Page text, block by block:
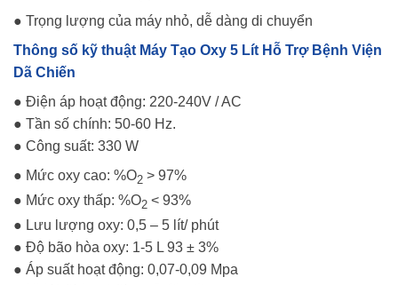
● Trọng lượng của máy nhỏ, dễ dàng di chuyển
Thông số kỹ thuật Máy Tạo Oxy 5 Lít Hỗ Trợ Bệnh Viện
Dã Chiến
● Điện áp hoạt động: 220-240V / AC
● Tần số chính: 50-60 Hz.
● Công suất: 330 W
● Mức oxy cao: %O2 > 97%
● Mức oxy thấp: %O2 < 93%
● Lưu lượng oxy: 0,5 – 5 lít/ phút
● Độ bão hòa oxy: 1-5 L 93 ± 3%
● Áp suất hoạt động: 0,07-0,09 Mpa